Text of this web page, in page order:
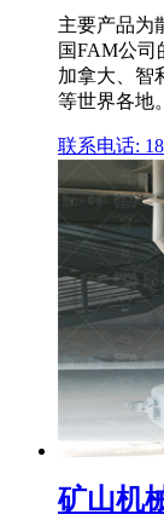
主要产品为
国FAM公司
加拿大、智
等世界各地
联系电话:
矿山机